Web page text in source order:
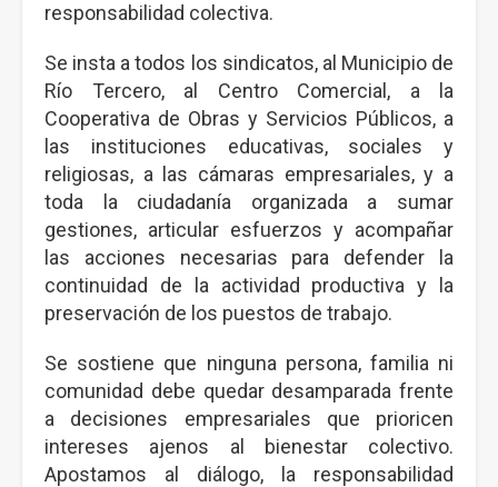
responsabilidad colectiva.
Se insta a todos los sindicatos, al Municipio de
Río Tercero, al Centro Comercial, a la
Cooperativa de Obras y Servicios Públicos, a
las instituciones educativas, sociales y
religiosas, a las cámaras empresariales, y a
toda la ciudadanía organizada a sumar
gestiones, articular esfuerzos y acompañar
las acciones necesarias para defender la
continuidad de la actividad productiva y la
preservación de los puestos de trabajo.
Se sostiene que ninguna persona, familia ni
comunidad debe quedar desamparada frente
a decisiones empresariales que prioricen
intereses ajenos al bienestar colectivo.
Apostamos al diálogo, la responsabilidad